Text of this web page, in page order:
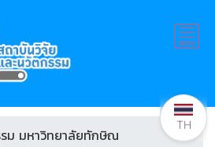
ม มหาวิทยาลัยทักษิณ
TH